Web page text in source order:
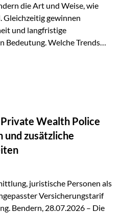
die Art und Weise, wie
Gleichzeitig gewinnen
und langfristige
Bedeutung. Welche Trends
und KI verändern die
Abläufe und
die persönliche
die individuelle Betreuung
Technologie kann
jedoch weiterhin im
Vienna-Life reagieren…
Wealth Police
und zusätzliche
juristische Personen als
Versicherungstarif
Bendern, 28.07.2026 – Die